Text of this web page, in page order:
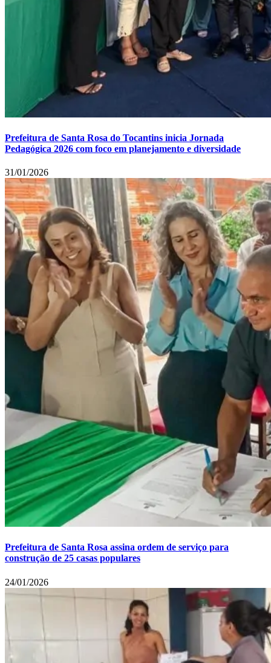
Prefeitura de Santa Rosa do Tocantins inicia Jornada
Pedagógica 2026 com foco em planejamento e diversidade
31/01/2026
Prefeitura de Santa Rosa assina ordem de serviço para
construção de 25 casas populares
24/01/2026